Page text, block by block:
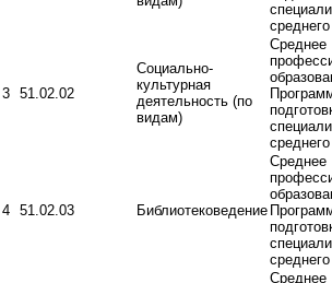
3 51.02.02
Социально-
культурная
деятельность (по
видам)
Среднее
4 51.02.03 Библиотековедение
Среднее
Среднее